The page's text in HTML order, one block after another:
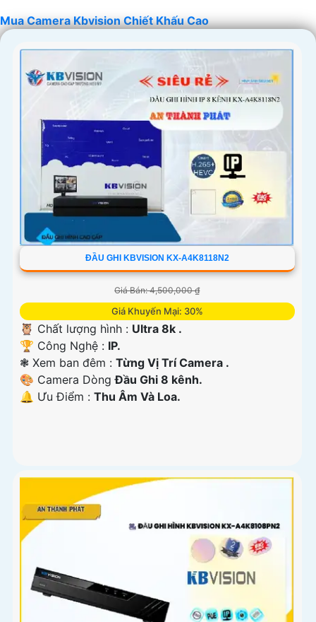
Mua Camera Kbvision Chiết Khấu Cao
ĐẦU GHI KBVISION KX-A4K8118N2
Giá Bán: 4,500,000 ₫
Giá Khuyến Mại: 30%
🦉 Chất lượng hình : Ultra 8k .
🏆 Công Nghệ : IP.
❃ Xem ban đêm : Từng Vị Trí Camera .
🎨 Camera DòngĐầu Ghi 8 kênh.
️🔔 Ưu Điểm : Thu Âm Và Loa.